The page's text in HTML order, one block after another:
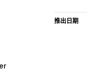
推出日期